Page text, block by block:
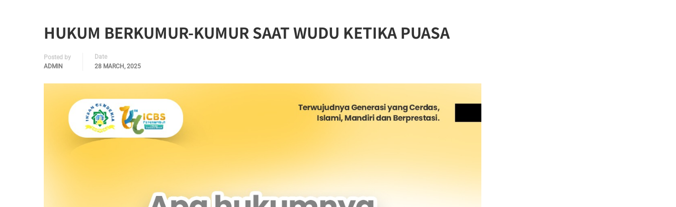
HUKUM BERKUMUR-KUMUR SAAT WUDU KETIKA PUASA
Posted by
ADMIN
Date
28 MARCH, 2025